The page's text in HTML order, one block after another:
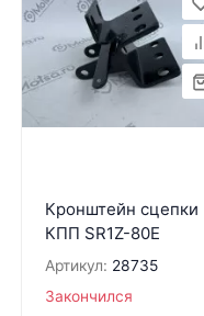
Кронштейн сцепки
КПП SR1Z-80Е
Артикул: 28735
Закончился